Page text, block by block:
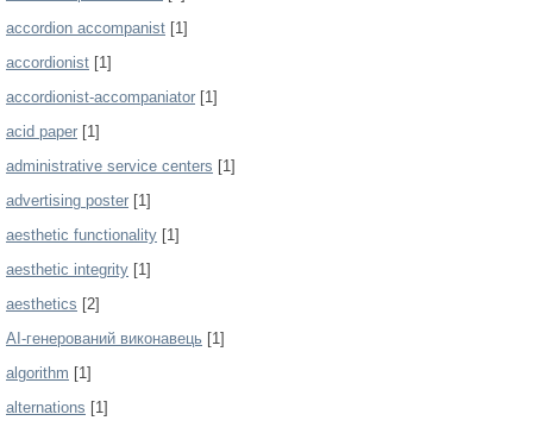
accordion accompanist [1]
accordionist [1]
accordionist-accompaniator [1]
acid paper [1]
administrative service centers [1]
advertising poster [1]
aesthetic functionality [1]
aesthetic integrity [1]
aesthetics [2]
AI-генерований виконавець [1]
algorithm [1]
alternations [1]